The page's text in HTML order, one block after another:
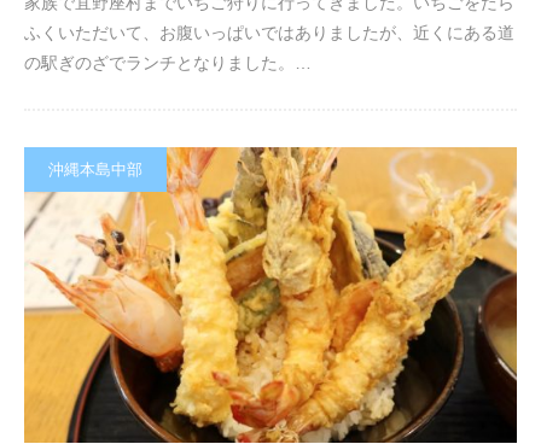
ふくいただいて、お腹いっぱいではありましたが、近くにある道
の駅ぎのざでランチとなりました。…
沖縄本島中部